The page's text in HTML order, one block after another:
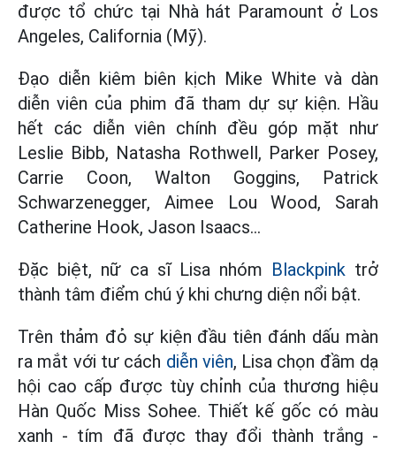
được tổ chức tại Nhà hát Paramount ở Los
Angeles, California (Mỹ).
Đạo diễn kiêm biên kịch Mike White và dàn
diễn viên của phim đã tham dự sự kiện. Hầu
hết các diễn viên chính đều góp mặt như
Leslie Bibb, Natasha Rothwell, Parker Posey,
Carrie Coon, Walton Goggins, Patrick
Schwarzenegger, Aimee Lou Wood, Sarah
Catherine Hook, Jason Isaacs…
Đặc biệt, nữ ca sĩ Lisa nhóm Blackpink trở
thành tâm điểm chú ý khi chưng diện nổi bật.
Trên thảm đỏ sự kiện đầu tiên đánh dấu màn
ra mắt với tư cách diễn viên, Lisa chọn đầm dạ
hội cao cấp được tùy chỉnh của thương hiệu
Hàn Quốc Miss Sohee. Thiết kế gốc có màu
xanh - tím đã được thay đổi thành trắng -